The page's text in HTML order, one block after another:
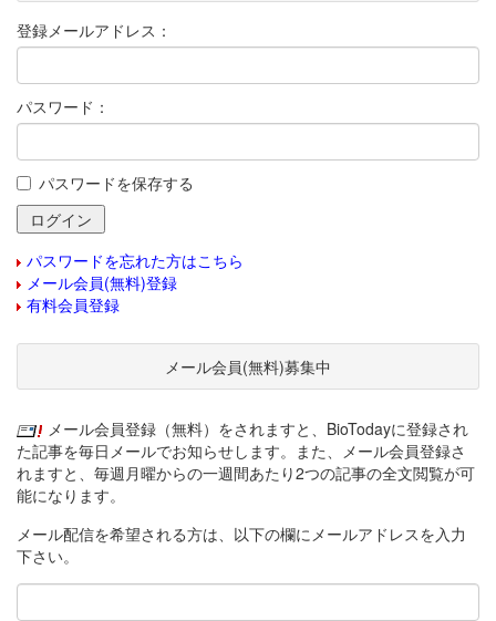
登録メールアドレス：
パスワード：
パスワードを保存する
パスワードを忘れた方はこちら
メール会員(無料)登録
有料会員登録
メール会員(無料)募集中
メール会員登録（無料）をされますと、BioTodayに登録され
た記事を毎日メールでお知らせします。また、メール会員登録さ
れますと、毎週月曜からの一週間あたり2つの記事の全文閲覧が可
能になります。
メール配信を希望される方は、以下の欄にメールアドレスを入力
下さい。